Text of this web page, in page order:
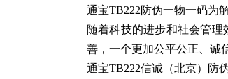
通宝TB222防伪一物一码为
随着科技的进步和社会管
善，一个更加公平公正、诚
通宝TB222信诚（北京）防